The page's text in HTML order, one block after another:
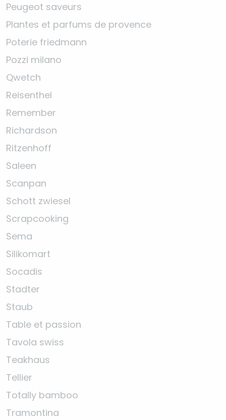
Peugeot saveurs
Plantes et parfums de provence
Poterie friedmann
Pozzi milano
Qwetch
Reisenthel
Remember
Richardson
Ritzenhoff
Saleen
Scanpan
Schott zwiesel
Scrapcooking
Sema
Silikomart
Socadis
Stadter
Staub
Table et passion
Tavola swiss
Teakhaus
Tellier
Totally bamboo
Tramontina